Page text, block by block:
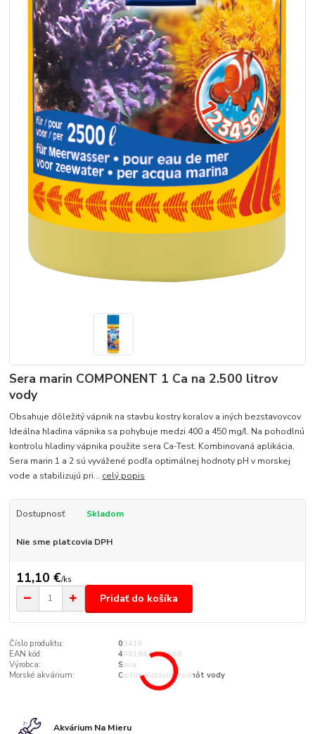
Sera marin COMPONENT 1 Ca na 2.500 litrov
vody
Obsahuje dôležitý vápnik na stavbu kostry koralov a iných bezstavovcov
Ideálna hladina vápnika sa pohybuje medzi 400 a 450 mg/l. Na pohodlnú
kontrolu hladiny vápnika použite sera Ca-Test. Kombinovaná aplikácia,
Sera marin 1 a 2 sú vyvážené podľa optimálnej hodnoty pH v morskej
vode a stabilizujú pri... celý popis
Dostupnosť Skladom
Nie sme platcovia DPH
11,10 €/ks
Pridať do košíka
Číslo produktu:
03416
EAN kód:
4001942034166
Výrobca:
Sera
Morské akvárium:
Optimalizácia hodnôt vody
Akvárium Na Mieru